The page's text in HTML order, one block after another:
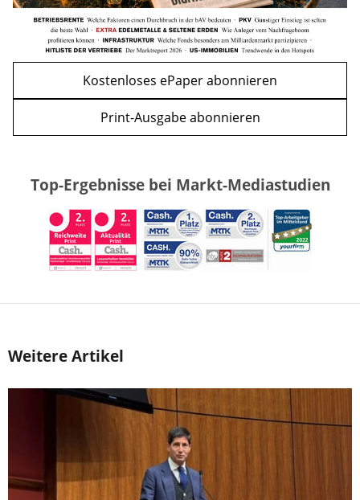
Kostenloses ePaper abonnieren
Print-Ausgabe abonnieren
Top-Ergebnisse bei Markt-Mediastudien
Weitere Artikel